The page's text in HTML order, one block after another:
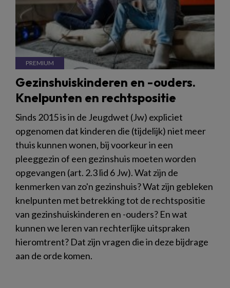
Gezinshuiskinderen en -ouders.
Knelpunten en rechtspositie
Sinds 2015 is in de Jeugdwet (Jw) expliciet
opgenomen dat kinderen die (tijdelijk) niet meer
thuis kunnen wonen, bij voorkeur in een
pleeggezin of een gezinshuis moeten worden
opgevangen (art. 2.3 lid 6 Jw). Wat zijn de
kenmerken van zo'n gezinshuis? Wat zijn gebleken
knelpunten met betrekking tot de rechtspositie
van gezinshuiskinderen en -ouders? En wat
kunnen we leren van rechterlijke uitspraken
hieromtrent? Dat zijn vragen die in deze bijdrage
aan de orde komen.